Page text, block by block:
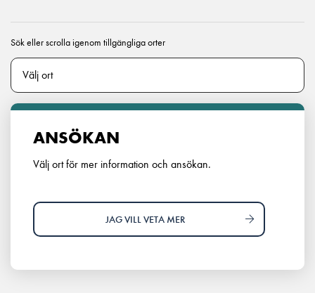
Sök eller scrolla igenom tillgängliga orter
ANSÖKAN
Välj ort för mer information och ansökan.
JAG VILL VETA MER